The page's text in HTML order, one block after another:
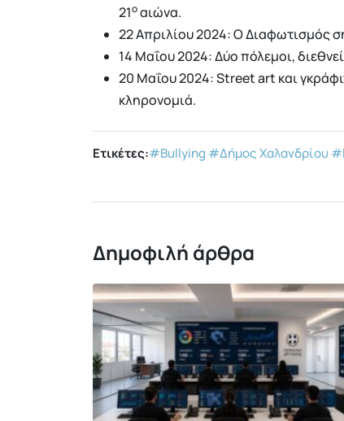
21οαιώνα.
22 Απριλίου 2024: Ο Διαφωτισμός
14 Μαΐου 2024: Δύο πόλεμοι,
20 Μαΐου 2024: Street art και
κληρονομιά.
Ετικέτες:#Bullying #Δήμος Χαλανδρίου
Δημοφιλή άρθρα